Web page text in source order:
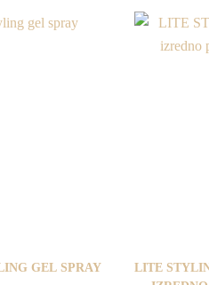
GEL SPRAY
LITE